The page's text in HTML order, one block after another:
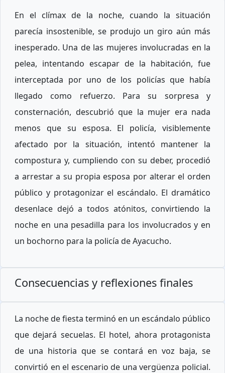
En el clímax de la noche, cuando la situación
parecía insostenible, se produjo un giro aún más
inesperado. Una de las mujeres involucradas en la
pelea, intentando escapar de la habitación, fue
interceptada por uno de los policías que había
llegado como refuerzo. Para su sorpresa y
consternación, descubrió que la mujer era nada
menos que su esposa. El policía, visiblemente
afectado por la situación, intentó mantener la
compostura y, cumpliendo con su deber, procedió
a arrestar a su propia esposa por alterar el orden
público y protagonizar el escándalo. El dramático
desenlace dejó a todos atónitos, convirtiendo la
noche en una pesadilla para los involucrados y en
un bochorno para la policía de Ayacucho.
Consecuencias y reflexiones finales
La noche de fiesta terminó en un escándalo público
que dejará secuelas. El hotel, ahora protagonista
de una historia que se contará en voz baja, se
convirtió en el escenario de una vergüenza policial.